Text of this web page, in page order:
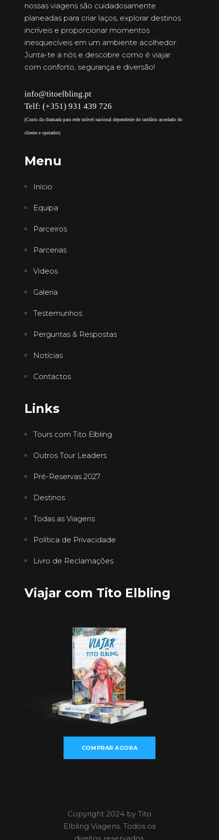
nossas viagens são cuidadosamente
planeadas para criar laços, explorar destinos
incríveis e proporcionar momentos
inesquecíveis em um ambiente acolhedor.
Junta-te a nós e descobre como é viajar
com conforto, segurança e diversão!
info@titoelbling.pt
Telf: (+351) 931 439 726
(Custo da chamada para rede móvel nacional dependente do tarifário acordado do
cliente e operador)
Menu
Início
Equipa
Parceiros
Parcerias
Videos
Galeria
Testemunhos
Perguntas & Respostas
Notícias
Contactos
Links
Tours com Tito Elbling
Outros Tour Leaders
Pré-Reservas 2027
Destinos
Todas as Viagens
Política de Privacidade
Livro de Reclamações
Viajar com Tito Elbling
COMPRAR AGORA
Copyright 2024 by Tito
Elbling Viagens. Todos os